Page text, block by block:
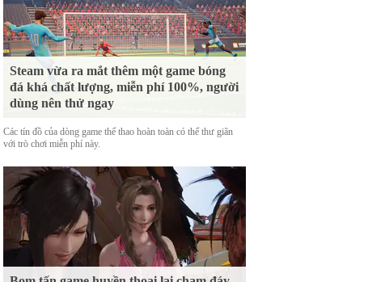
Steam vừa ra mắt thêm một game bóng
đá khá chất lượng, miễn phí 100%, người
dùng nên thử ngay
Các tín đồ của dòng game thể thao hoàn toàn có thể thư giãn
với trò chơi miễn phí này.